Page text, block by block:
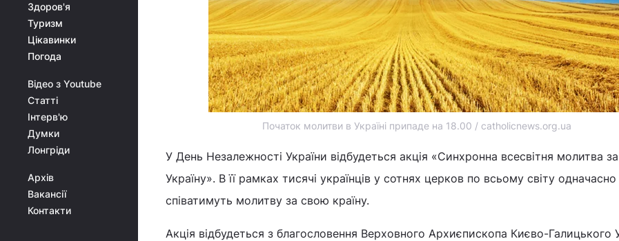
Здоров'я
Туризм
Цікавинки
Погода
Відео з Youtube
Статті
Інтерв'ю
Думки
Лонгріди
Архів
Вакансії
Контакти
Початок молитви в Україні припаде на 18.00 / catholicnews.org.ua
У День Незалежності України відбудеться акція «Синхронна всесвітня молитва за
Україну». В її рамках тисячі українців у сотнях церков по всьому світу одначасно
співатимуть молитву за свою країну.
Акція відбудеться з благословення Верховного Архиєпископа Києво-Галицького